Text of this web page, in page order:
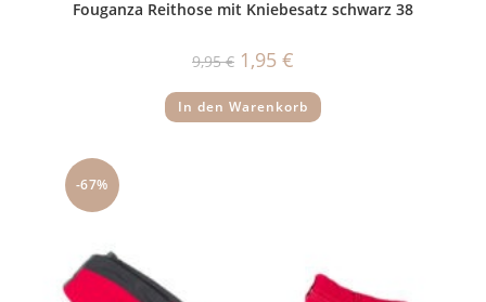
Fouganza Reithose mit Kniebesatz schwarz 38
9,95€ Ursprünglicher
Preis
9,95 €
1,95 €
1,95 €.
In den Warenkorb
-67%